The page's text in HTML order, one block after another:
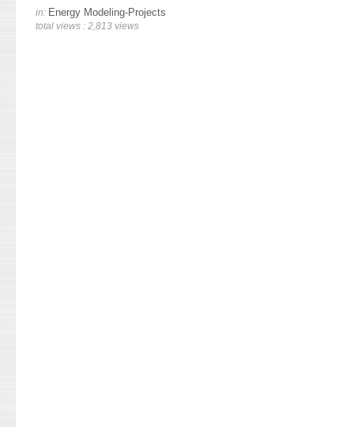
in: Energy Modeling-Projects
total views : 2,813 views